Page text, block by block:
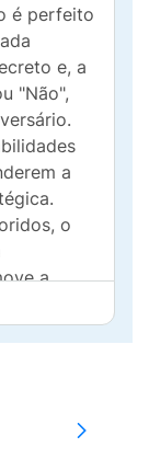
é perfeito
e, a
"Não",
a
o
a
entre
as
para
para